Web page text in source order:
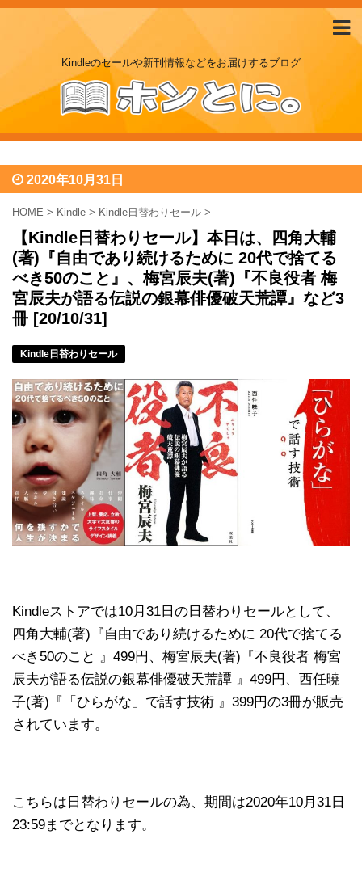
Kindleのセールや新刊情報などをお届けするブログ
2020年10月31日
HOME > Kindle > Kindle日替わりセール >
【Kindle日替わりセール】本日は、四角大輔
(著)『自由であり続けるために 20代で捨てる
べき50のこと』、梅宮辰夫(著)『不良役者 梅
宮辰夫が語る伝説の銀幕俳優破天荒譚』など3
冊 [20/10/31]
Kindle日替わりセール
Kindleストアでは10月31日の日替わりセールとして、
四角大輔(著)『自由であり続けるために 20代で捨てる
べき50のこと 』499円、梅宮辰夫(著)『不良役者 梅宮
辰夫が語る伝説の銀幕俳優破天荒譚 』499円、西任暁
子(著)『「ひらがな」で話す技術 』399円の3冊が販売
されています。
こちらは日替わりセールの為、期間は2020年10月31日
23:59までとなります。